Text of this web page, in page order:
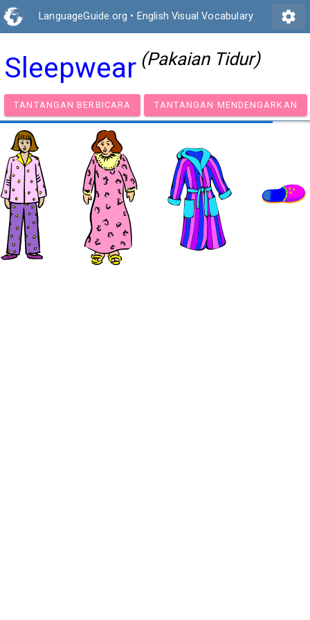
LanguageGuide.org • English Visual Vocabulary settings
Sleepwear (Pakaian Tidur)
TANTANGAN BERBICARA TANTANGAN